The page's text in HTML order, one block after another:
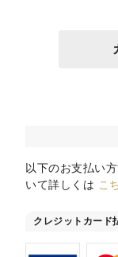
以下のお支払い
いて詳しくは こ
クレジットカード